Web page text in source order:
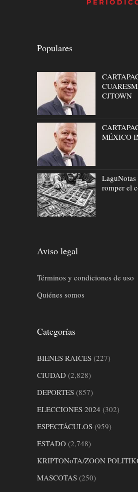
Populares
CJTOWN
MÉXICO
romper el
Aviso legal
Términos y condiciones de uso
Quiénes somos
Categorías
BIENES RAICES (227)
CIUDAD (2,828)
DEPORTES (857)
ELECCIONES 2024 (302)
ESPECTÁCULOS (959)
ESTADO (2,748)
KRIPTONoTA/ZOON
MASCOTAS (250)